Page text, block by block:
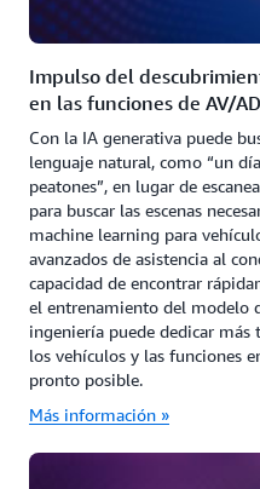
Impulso del
en las funciones de AV/
Con la IA generativa puede
lenguaje natural, como “un
peatones”, en lugar de
para buscar las escenas
machine learning para
avanzados de asistencia al
capacidad de encontrar
el entrenamiento del modelo
ingeniería puede dedicar
los vehículos y las funciones
pronto posible.
Más información »